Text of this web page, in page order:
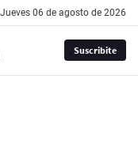
jueves 06 de agosto de 2026
Suscribite